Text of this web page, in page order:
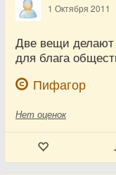
1 Октября 2011
Две вещи делают
для блага
Пифагор
Нет оценок